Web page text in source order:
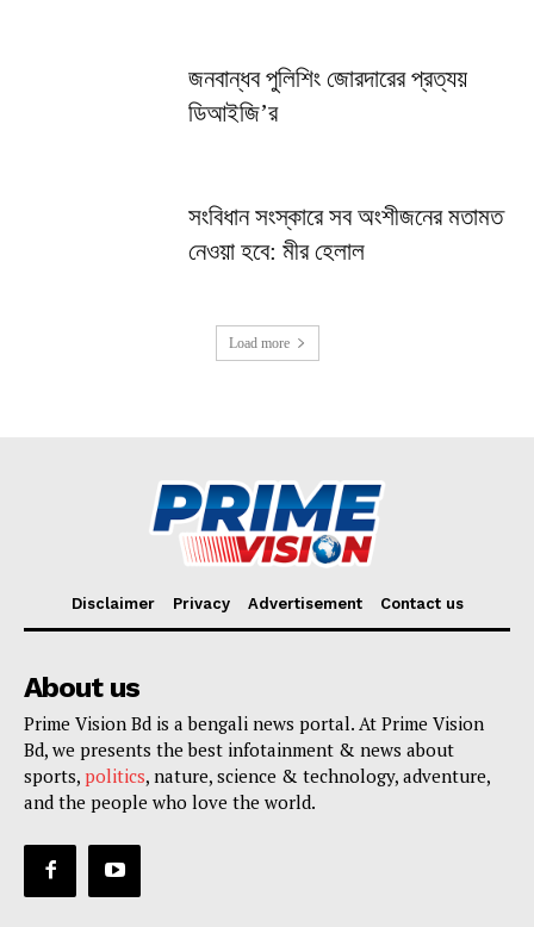
জনবান্ধব পুলিশিং জোরদারের প্রত্যয়
ডিআইজি’র
সংবিধান সংস্কারে সব অংশীজনের মতামত
নেওয়া হবে: মীর হেলাল
Load more
Disclaimer Privacy Advertisement Contact us
About us
Prime Vision Bd is a bengali news portal. At Prime Vision
Bd, we presents the best infotainment & news about
sports, politics, nature, science & technology, adventure,
and the people who love the world.